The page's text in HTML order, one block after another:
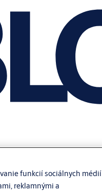
funkcií sociálnych médií
reklamnými a